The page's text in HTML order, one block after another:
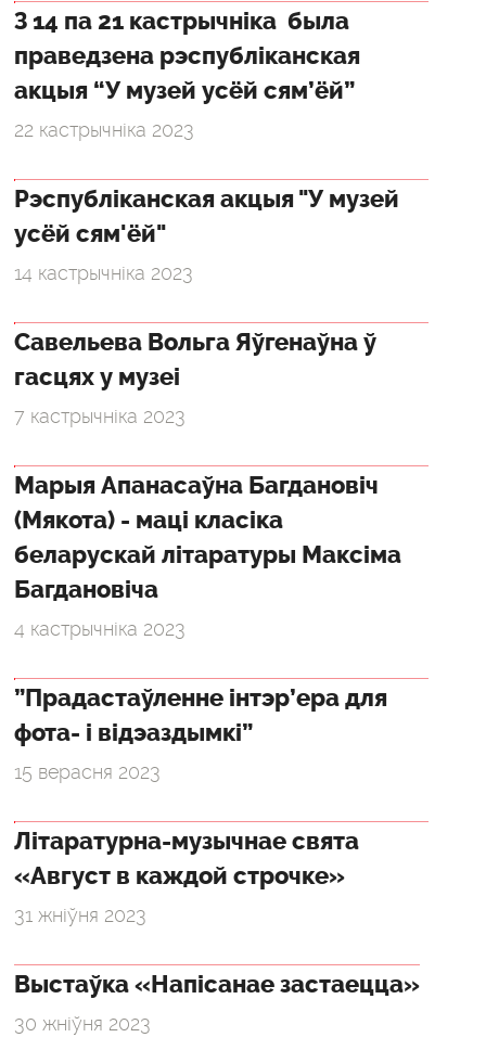
З 14 па 21 кастрычніка была
праведзена рэспубліканская
акцыя “У музей усёй сям’ёй”
22 кастрычніка 2023
Рэспубліканская акцыя "У музей
усёй сям'ёй"
14 кастрычніка 2023
Савельева Вольга Яўгенаўна ў
гасцях у музеі
7 кастрычніка 2023
Марыя Апанасаўна Багдановіч
(Мякота) - маці класіка
беларускай літаратуры Максіма
Багдановіча
4 кастрычніка 2023
”Прадастаўленне інтэр’ера для
фота- і відэаздымкі”
15 верасня 2023
Літаратурна-музычнае свята
«Август в каждой строчке»
31 жніўня 2023
Выстаўка «Напісанае застаецца»
30 жніўня 2023